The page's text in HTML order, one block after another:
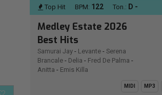
Top Hit BPM: 122 Ton.: D -
Medley Estate 2026
Best Hits
Samurai Jay - Levante - Serena
Brancale - Delia - Fred De Palma -
Anitta - Emis Killa
MIDI MP3